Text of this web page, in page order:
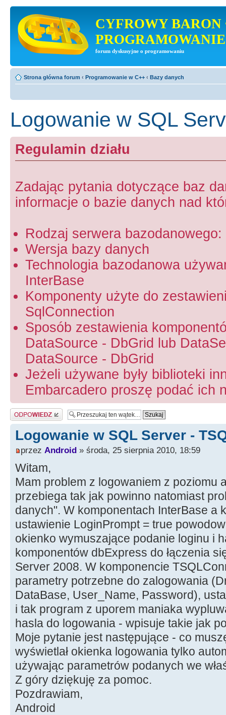
CYFROWY BARON
PROGRAMOWANIE
forum dyskusyjne o programowaniu
Strona główna forum ‹ Programowanie w C++ ‹ Bazy danych
Logowanie w SQL
Regulamin działu
Zadając pytania dotyczące baz
informacje o bazie danych nad
Rodzaj serwera
Wersja bazy danych
Technologia bazodanowa
InterBase
Komponenty użyte do
SqlConnection
Sposób zestawienia
DataSource - DbGrid lub
DataSource - DbGrid
Jeżeli używane były biblioteki
Embarcadero proszę podać ich
Odpowiedz
Logowanie w SQL Server -
przez Android » środa, 25 sierpnia 2010, 18:59
Witam,
Mam problem z logowaniem z poziomu
przebiega tak jak powinno natomiast
danych". W komponentach InterBase a
ustawienie LoginPrompt = true
okienko wymuszające podanie loginu i
komponentów dbExpress do łączenia
Server 2008. W komponencie
parametry potrzebne do zalogowania
DataBase, User_Name, Password),
i tak program z uporem maniaka
hasla do logowania - wpisuje takie jak
Moje pytanie jest następujące - co
wyświetlał okienka logowania tylko
używając parametrów podanych we
Z góry dziękuję za pomoc.
Pozdrawiam,
Android